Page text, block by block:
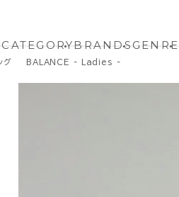
CATEGORYBRANDSGENRE
グ BALANCE - Ladies -